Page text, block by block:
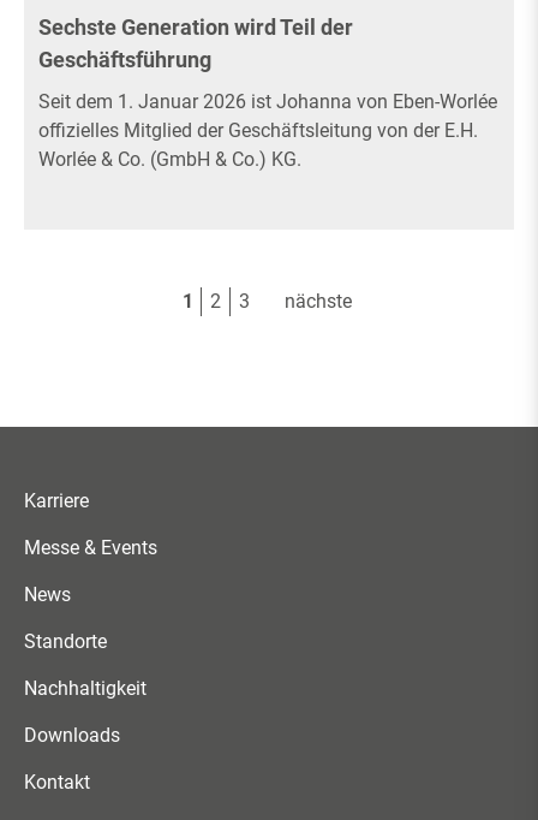
Sechste Generation wird Teil der
Geschäftsführung
Seit dem 1. Januar 2026 ist Johanna von Eben-Worlée
offizielles Mitglied der Geschäftsleitung von der E.H.
Worlée & Co. (GmbH & Co.) KG.
1 2 3 nächste
Karriere
Messe & Events
News
Standorte
Nachhaltigkeit
Downloads
Kontakt